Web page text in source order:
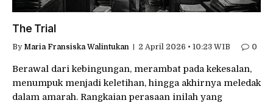
The Trial
By Maria Fransiska Walintukan 2 April 2026 • 10:23 WIB 0
Berawal dari kebingungan, merambat pada kekesalan,
menumpuk menjadi keletihan, hingga akhirnya meledak
dalam amarah. Rangkaian perasaan inilah yang